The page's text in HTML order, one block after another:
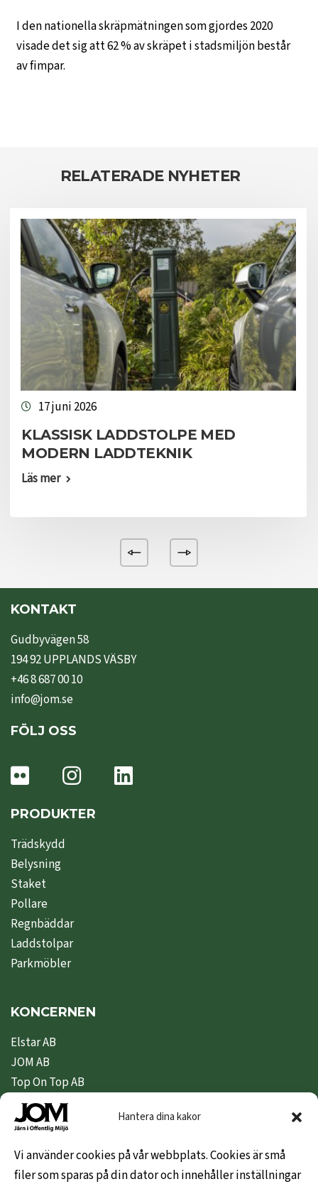
Hantera dina kakor
Vi använder cookies på vår webbplats. Cookies är små
filer som sparas på din dator och innehåller inställningar
I den nationella skräpmätningen som gjordes 2020
visade det sig att 62 % av skräpet i stadsmiljön består
av fimpar.
RELATERADE NYHETER
17 juni 2026
KLASSISK LADDSTOLPE MED
MODERN LADDTEKNIK
Läs mer
KONTAKT
Gudbyvägen 58
194 92 UPPLANDS VÄSBY
+46 8 687 00 10
info@jom.se
FÖLJ OSS
PRODUKTER
Trädskydd
Belysning
Staket
Pollare
Regnbäddar
Laddstolpar
Parkmöbler
KONCERNEN
Elstar AB
JOM AB
Top On Top AB
Nipeda AB
Nivex Topsafe AB